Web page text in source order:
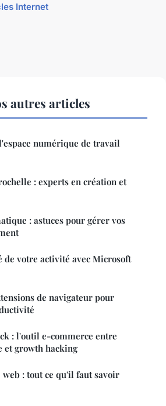
Internet
autres articles
numérique de travail
: experts en création et
: astuces pour gérer vos
votre activité avec Microsoft
de navigateur pour
: l'outil e-commerce entre
growth hacking
: tout ce qu'il faut savoir